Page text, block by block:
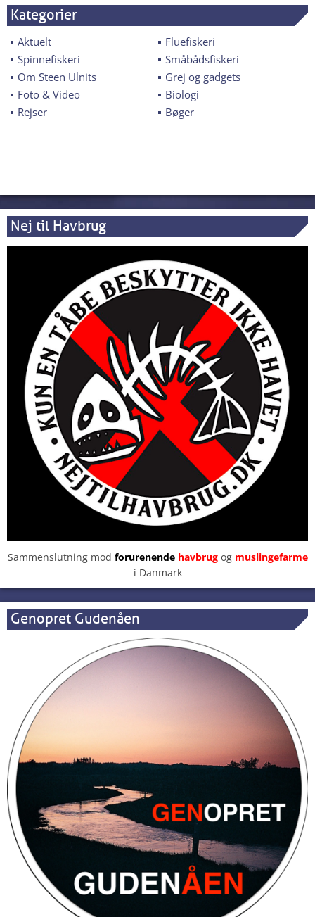
Kategorier
Aktuelt
Fluefiskeri
Spinnefiskeri
Småbådsfiskeri
Om Steen Ulnits
Grej og gadgets
Foto & Video
Biologi
Rejser
Bøger
Nej til Havbrug
Sammenslutning mod forurenendehavbrugog muslingefarme
i Danmark
Genopret Gudenåen